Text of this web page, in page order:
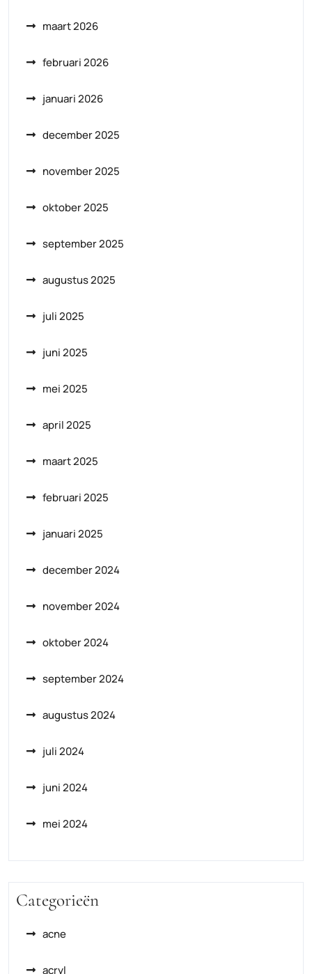
maart 2026
februari 2026
januari 2026
december 2025
november 2025
oktober 2025
september 2025
augustus 2025
juli 2025
juni 2025
mei 2025
april 2025
maart 2025
februari 2025
januari 2025
december 2024
november 2024
oktober 2024
september 2024
augustus 2024
juli 2024
juni 2024
mei 2024
Categorieën
acne
acryl